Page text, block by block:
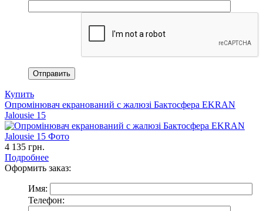
Купить
Опромінювач екранований с жалюзі Бактосфера EKRAN
Jalousie 15
4 135 грн.
Подробнее
Оформить заказ:
Имя:
Телефон: